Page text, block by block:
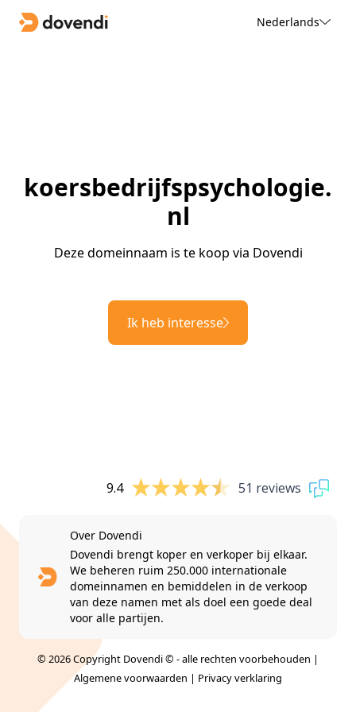
Nederlands
koersbedrijfspsychologie.
nl
Deze domeinnaam is te koop via Dovendi
Ik heb interesse
9.4 51 reviews
Over Dovendi
Dovendi brengt koper en verkoper bij elkaar.
We beheren ruim 250.000 internationale
domeinnamen en bemiddelen in de verkoop
van deze namen met als doel een goede deal
voor alle partijen.
© 2026 Copyright Dovendi © - alle rechten voorbehouden |
Algemene voorwaarden | Privacy verklaring